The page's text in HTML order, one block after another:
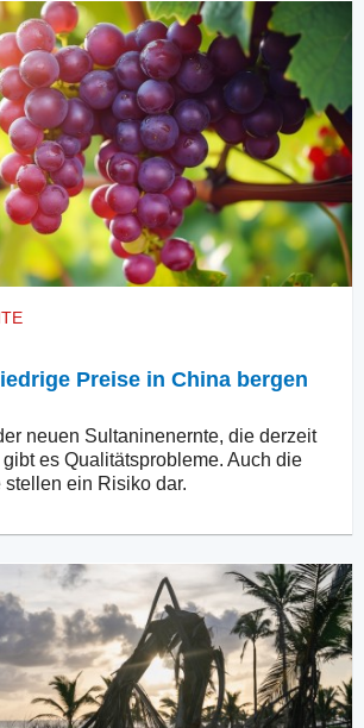
Preise in China bergen
neuen Sultaninenernte, die derzeit
es Qualitätsprobleme. Auch die
ein Risiko dar.